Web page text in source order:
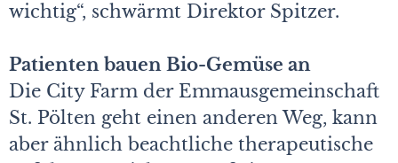
wichtig“, schwärmt Direktor Spitzer.
Patienten bauen Bio-Gemüse an
Die City Farm der Emmausgemeinschaft
St. Pölten geht einen anderen Weg, kann
aber ähnlich beachtliche therapeutische